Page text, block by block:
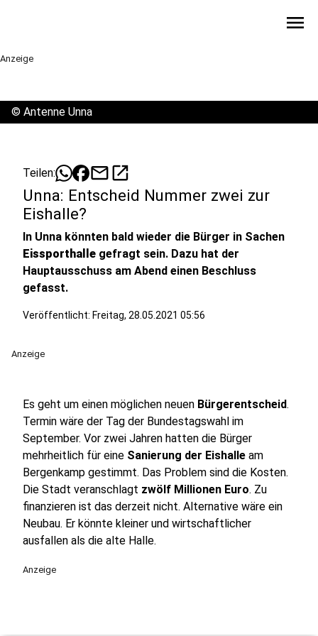
menu
Anzeige
© Antenne Unna
Teilen: mailopen_in_new
Unna: Entscheid Nummer zwei zur
Eishalle?
In Unna könnten bald wieder die Bürger in Sachen
Eissporthalle gefragt sein. Dazu hat der
Hauptausschuss am Abend einen Beschluss
gefasst.
Veröffentlicht: Freitag, 28.05.2021 05:56
Anzeige
Es geht um einen möglichen neuen Bürgerentscheid.
Termin wäre der Tag der Bundestagswahl im
September. Vor zwei Jahren hatten die Bürger
mehrheitlich für eine Sanierung der Eishalle am
Bergenkamp gestimmt. Das Problem sind die Kosten.
Die Stadt veranschlagt zwölf Millionen Euro. Zu
finanzieren ist das derzeit nicht. Alternative wäre ein
Neubau. Er könnte kleiner und wirtschaftlicher
ausfallen als die alte Halle.
Anzeige